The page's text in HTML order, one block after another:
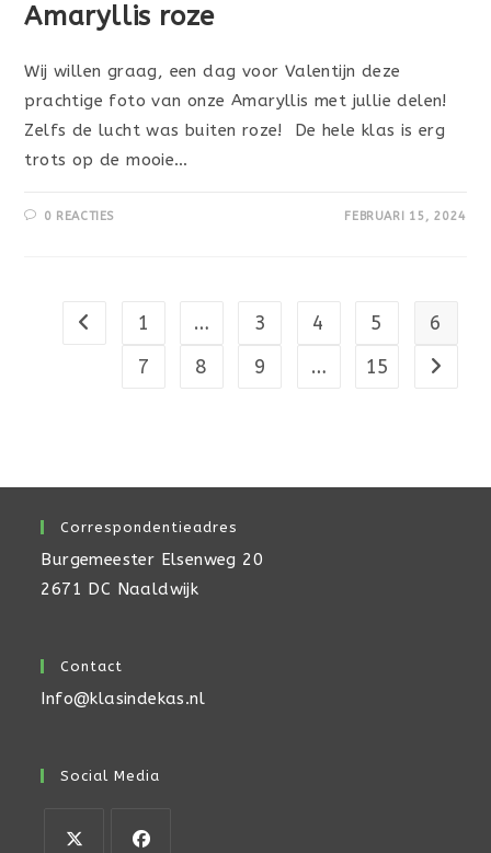
Amaryllis roze
Wij willen graag, een dag voor Valentijn deze
prachtige foto van onze Amaryllis met jullie delen!
Zelfs de lucht was buiten roze! De hele klas is erg
trots op de mooie…
0 REACTIES FEBRUARI 15, 2024
Naar vorige pagina
1 … 3 4 5
6
7
8 9 … 15 Naar
Correspondentieadres
Burgemeester Elsenweg 20
2671 DC Naaldwijk
Contact
Info@klasindekas.nl
Social Media